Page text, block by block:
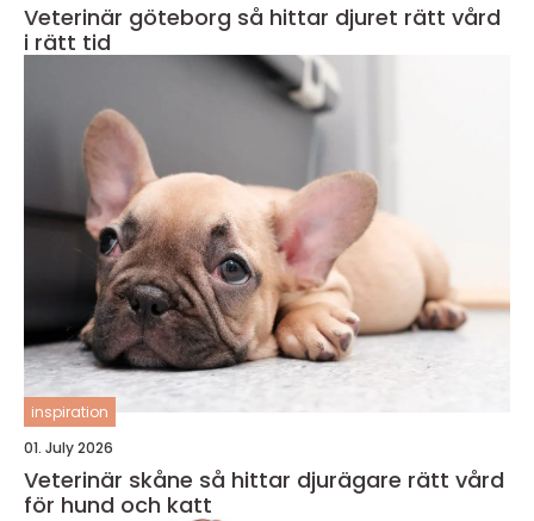
Veterinär göteborg så hittar djuret rätt vård
i rätt tid
inspiration
01. July 2026
Veterinär skåne så hittar djurägare rätt vård
för hund och katt